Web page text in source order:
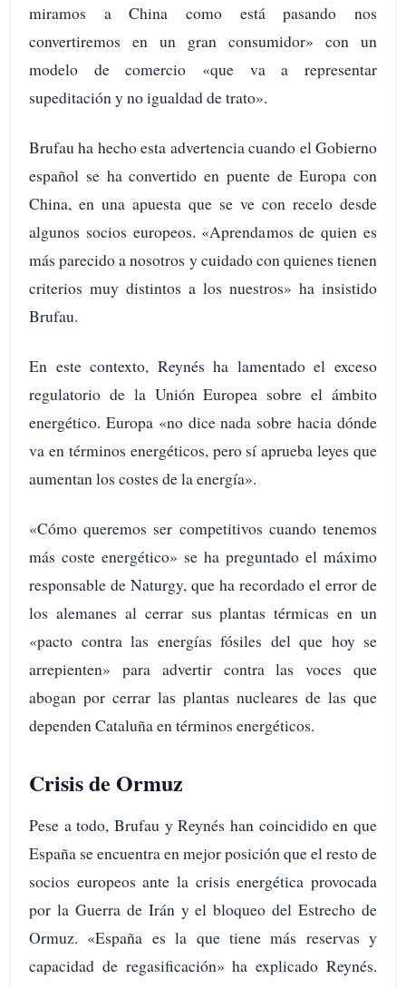
miramos a China como está pasando nos
convertiremos en un gran consumidor» con un
modelo de comercio «que va a representar
supeditación y no igualdad de trato».
Brufau ha hecho esta advertencia cuando el Gobierno
español se ha convertido en puente de Europa con
China, en una apuesta que se ve con recelo desde
algunos socios europeos. «Aprendamos de quien es
más parecido a nosotros y cuidado con quienes tienen
criterios muy distintos a los nuestros» ha insistido
Brufau.
En este contexto, Reynés ha lamentado el exceso
regulatorio de la Unión Europea sobre el ámbito
energético. Europa «no dice nada sobre hacia dónde
va en términos energéticos, pero sí aprueba leyes que
aumentan los costes de la energía».
«Cómo queremos ser competitivos cuando tenemos
más coste energético» se ha preguntado el máximo
responsable de Naturgy, que ha recordado el error de
los alemanes al cerrar sus plantas térmicas en un
«pacto contra las energías fósiles del que hoy se
arrepienten» para advertir contra las voces que
abogan por cerrar las plantas nucleares de las que
dependen Cataluña en términos energéticos.
Crisis de Ormuz
Pese a todo, Brufau y Reynés han coincidido en que
España se encuentra en mejor posición que el resto de
socios europeos ante la crisis energética provocada
por la Guerra de Irán y el bloqueo del Estrecho de
Ormuz. «España es la que tiene más reservas y
capacidad de regasificación» ha explicado Reynés.